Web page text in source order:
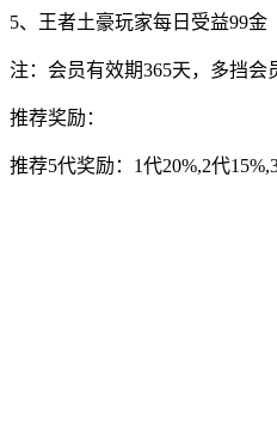
5、王者土豪玩家每日受益99金
注：会员有效期365天，多挡会
推荐奖励：
推荐5代奖励：1代20%,2代